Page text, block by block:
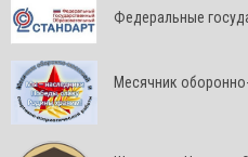
Федеральные
Месячник